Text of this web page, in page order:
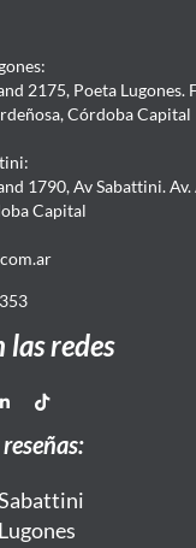
2175, Poeta Lugones.
Córdoba Capital
1790, Av Sabattini.
Capital
las redes